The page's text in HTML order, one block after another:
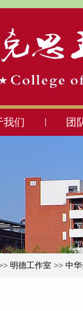
我们 团
明德工作室 >> 中